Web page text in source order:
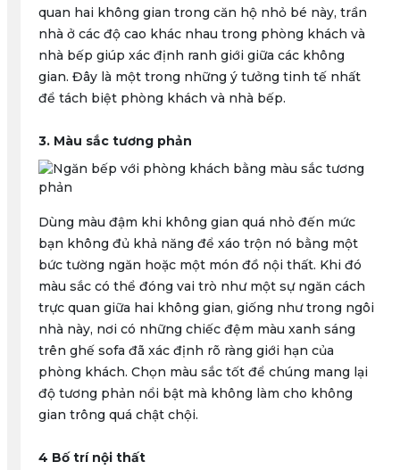
quan hai không gian trong căn hộ nhỏ bé này, trần
nhà ở các độ cao khác nhau trong phòng khách và
nhà bếp giúp xác định ranh giới giữa các không
gian. Đây là một trong những ý tưởng tinh tế nhất
để tách biệt phòng khách và nhà bếp.
3. Màu sắc tương phản
Dùng màu đậm khi không gian quá nhỏ đến mức
bạn không đủ khả năng để xáo trộn nó bằng một
bức tường ngăn hoặc một món đồ nội thất. Khi đó
màu sắc có thể đóng vai trò như một sự ngăn cách
trực quan giữa hai không gian, giống như trong ngôi
nhà này, nơi có những chiếc đệm màu xanh sáng
trên ghế sofa đã xác định rõ ràng giới hạn của
phòng khách. Chọn màu sắc tốt để chúng mang lại
độ tương phản nổi bật mà không làm cho không
gian trông quá chật chội.
4 Bố trí nội thất